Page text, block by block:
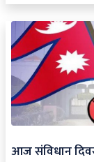
आज संविधान